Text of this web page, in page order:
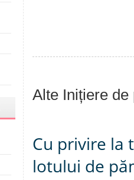
Alte Inițiere de
Cu privire la
lotului de